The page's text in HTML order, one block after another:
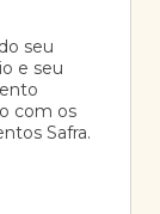
seu
e seu
com os
Safra.